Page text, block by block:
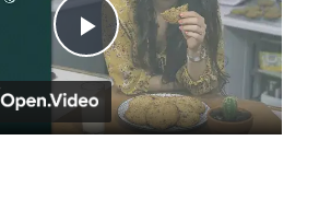
Play
Video